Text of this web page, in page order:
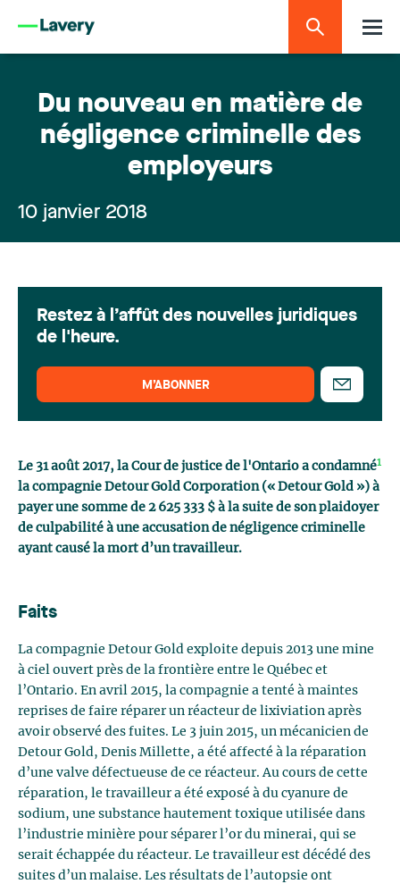
Du nouveau en matière de
négligence criminelle des
employeurs
10 janvier 2018
Le 31 août 2017, la Cour de justice de l'Ontario a condamné1
la compagnie Detour Gold Corporation (« Detour Gold ») à
payer une somme de 2 625 333 $ à la suite de son plaidoyer
de culpabilité à une accusation de négligence criminelle
ayant causé la mort d’un travailleur.
Faits
La compagnie Detour Gold exploite depuis 2013 une mine
à ciel ouvert près de la frontière entre le Québec et
l’Ontario. En avril 2015, la compagnie a tenté à maintes
reprises de faire réparer un réacteur de lixiviation après
avoir observé des fuites. Le 3 juin 2015, un mécanicien de
Detour Gold, Denis Millette, a été affecté à la réparation
d’une valve défectueuse de ce réacteur. Au cours de cette
réparation, le travailleur a été exposé à du cyanure de
sodium, une substance hautement toxique utilisée dans
l’industrie minière pour séparer l’or du minerai, qui se
serait échappée du réacteur. Le travailleur est décédé des
suites d’un malaise. Les résultats de l’autopsie ont
Restez à l’affût des nouvelles juridiques
de l'heure.
M’ABONNER